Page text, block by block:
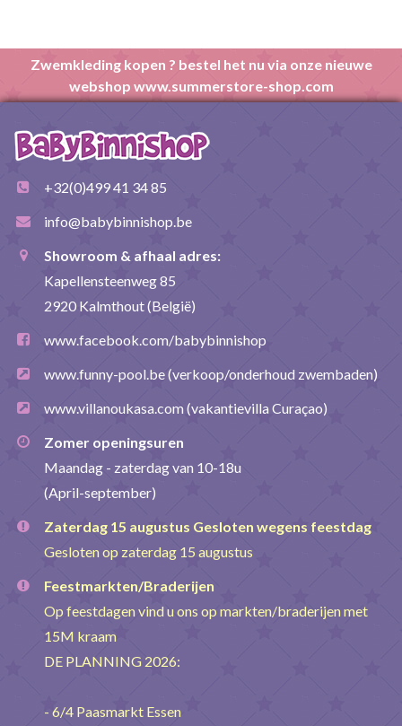
Zwemkleding kopen ? bestel het nu via onze nieuwe
webshop www.summerstore-shop.com
+32(0)499 41 34 85
info@babybinnishop.be
Showroom & afhaal adres:
Kapellensteenweg 85
2920 Kalmthout (België)
www.facebook.com/babybinnishop
www.funny-pool.be(verkoop/onderhoud zwembaden)
www.villanoukasa.com(vakantievilla Curaçao)
Zomer openingsuren
Maandag - zaterdag van 10-18u
(April-september)
Zaterdag 15 augustus Gesloten wegens feestdag
Gesloten op zaterdag 15 augustus
Feestmarkten/Braderijen
Op feestdagen vind u ons op markten/braderijen met
15M kraam
DE PLANNING 2026:
- 6/4 Paasmarkt Essen